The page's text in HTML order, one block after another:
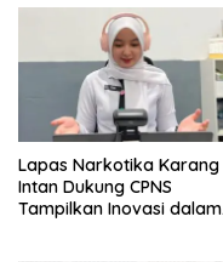
Lapas Narkotika Karang
Intan Dukung CPNS
Tampilkan Inovasi dalam